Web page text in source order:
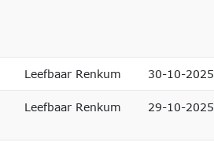
Leefbaar Renkum 30-10-2025
Leefbaar Renkum 29-10-2025